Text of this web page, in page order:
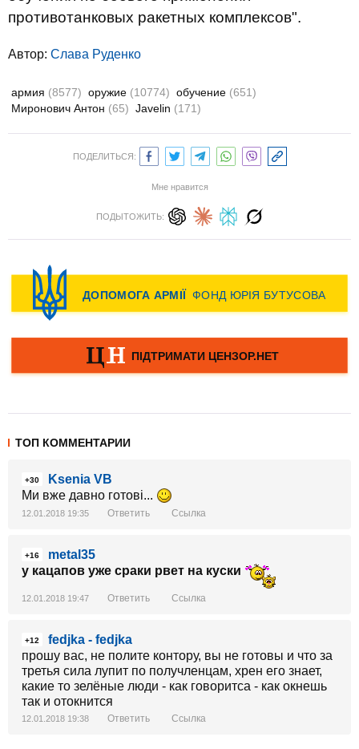
противотанковых ракетных комплексов".
Автор: Слава Руденко
армия (8577) оружие (10774) обучение (651)
Миронович Антон (65) Javelin (171)
ПОДЕЛИТЬСЯ:
Мне нравится
ПОДЫТОЖИТЬ:
ТОП КОММЕНТАРИИ
+30
Ksenia VB
Ми вже давно готові...
12.01.2018 19:35 Ответить Ссылка
+16
metal35
у кацапов уже сраки рвет на куски
12.01.2018 19:47 Ответить Ссылка
+12
fedjka - fedjka
прошу вас, не полите контору, вы не готовы и что за
третья сила лупит по получленцам, хрен его знает,
какие то зелёные люди - как говоритса - как окнешь
так и отокнится
12.01.2018 19:38 Ответить Ссылка